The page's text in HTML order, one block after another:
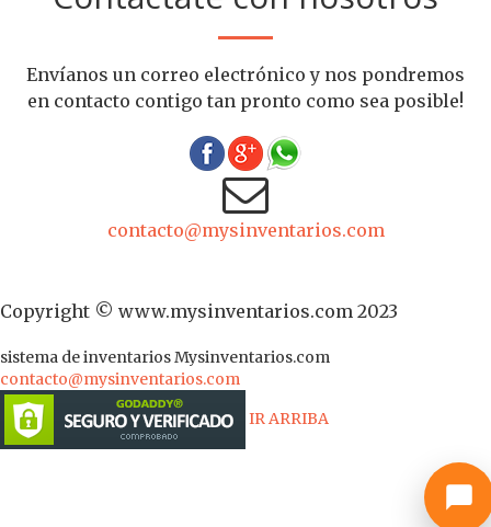
Envíanos un correo electrónico y nos pondremos
en contacto contigo tan pronto como sea posible!
contacto@mysinventarios.com
Copyright © www.mysinventarios.com 2023
sistema de inventariosMysinventarios.com
contacto@mysinventarios.com
IR ARRIBA